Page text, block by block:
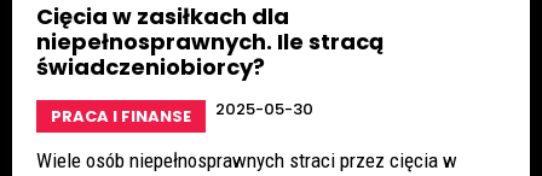
Cięcia w zasiłkach dla
niepełnosprawnych. Ile stracą
świadczeniobiorcy?
PRACA I FINANSE 2025-05-30
Wiele osób niepełnosprawnych straci przez cięcia w